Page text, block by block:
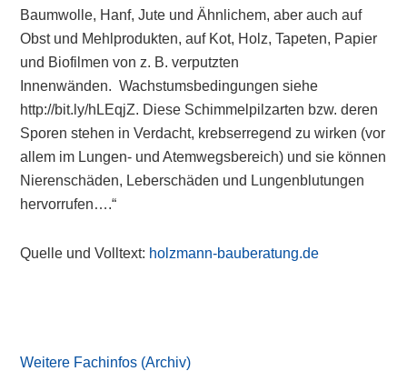
Baumwolle, Hanf, Jute und Ähnlichem, aber auch auf
Obst und Mehlprodukten, auf Kot, Holz, Tapeten, Papier
und Biofilmen von z. B. verputzten
Innenwänden. Wachstumsbedingungen siehe
http://bit.ly/hLEqjZ. Diese Schimmelpilzarten bzw. deren
Sporen stehen in Verdacht, krebserregend zu wirken (vor
allem im Lungen- und Atemwegsbereich) und sie können
Nierenschäden, Leberschäden und Lungenblutungen
hervorrufen….“
Quelle und Volltext: holzmann-bauberatung.de
Weitere Fachinfos (Archiv)